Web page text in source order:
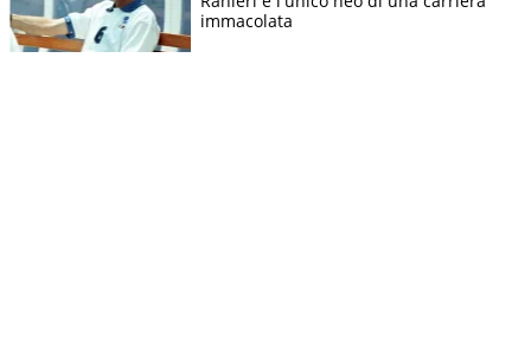
immacolata